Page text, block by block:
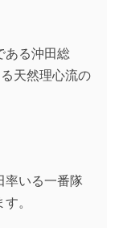
ある沖田総
天然理心流の
率いる一番隊
。